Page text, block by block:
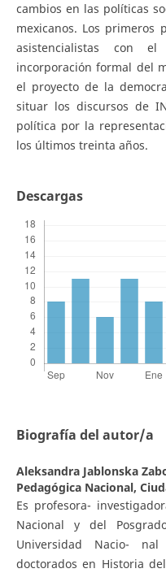
cambios en las políticas
mexicanos. Los primeros
asistencialistas con
incorporación formal del
el proyecto de la
situar los discursos de
política por la
los últimos treinta años.
Descargas
Biografía del autor/a
Aleksandra Jablonska
Pedagógica Nacional,
Es profesora-
Nacional y del
Universidad Nacio-
doctorados en Historia